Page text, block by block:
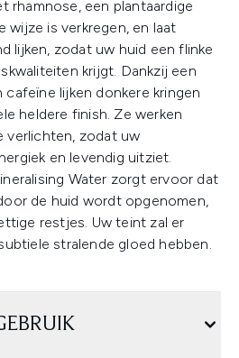
rhamnose, een plantaardige
wijze is verkregen, en laat
lijken, zodat uw huid een flinke
krijgt. Dankzij een
cafeïne lijken donkere kringen
heldere finish. Ze werken
verlichten, zodat uw
en levendig uitziet.
Water zorgt ervoor dat
de huid wordt opgenomen,
restjes. Uw teint zal er
stralende gloed hebben.